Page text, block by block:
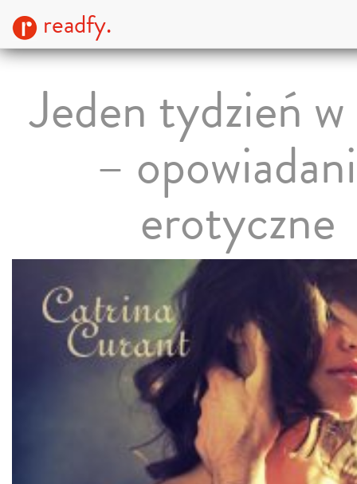
readfy.
Jeden tydzień
–
erotyczne